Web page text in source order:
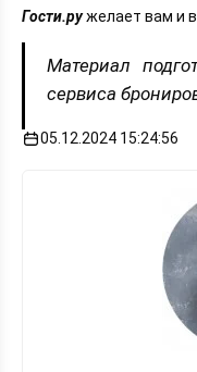
Гости.ружелает вам и
Материал
сервиса
05.12.2024 15:24:56